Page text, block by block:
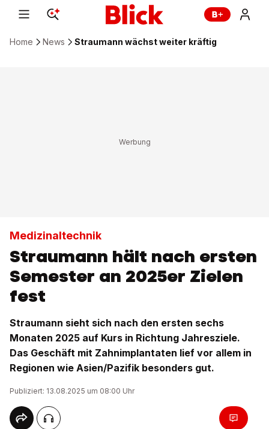
Home News Straumann wächst weiter kräftig
Medizinaltechnik
Straumann hält nach ersten
Semester an 2025er Zielen
fest
Straumann sieht sich nach den ersten sechs
Monaten 2025 auf Kurs in Richtung Jahresziele.
Das Geschäft mit Zahnimplantaten lief vor allem in
Regionen wie Asien/Pazifik besonders gut.
Publiziert: 13.08.2025 um 08:00 Uhr